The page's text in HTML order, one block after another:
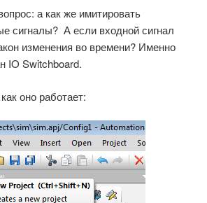
а как же имитировать
сигналы? А если входной сигнал
изменения во времени? Именно
IO Switchboard.
оно работает: